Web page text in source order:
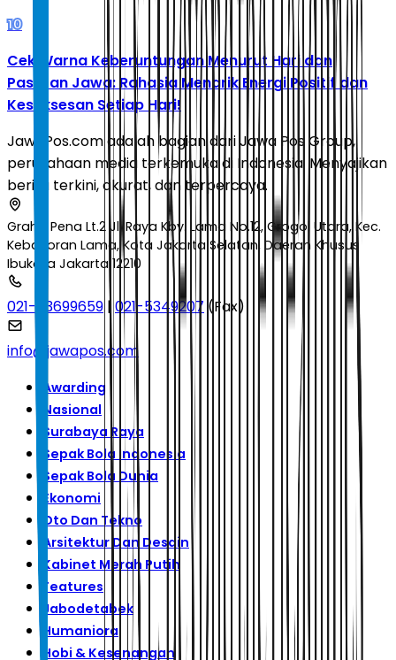
10
Cek Warna Keberuntungan Menurut Hari dan
Pasaran Jawa: Rahasia Menarik Energi Positif dan
Kesuksesan Setiap Hari!
JawaPos.com adalah bagian dari Jawa Pos Group,
perusahaan media terkemuka di Indonesia. Menyajikan
berita terkini, akurat, dan terpercaya.
Graha Pena Lt.2 Jl. Raya Kby. Lama No.12, Grogol Utara, Kec.
Kebayoran Lama, Kota Jakarta Selatan, Daerah Khusus
Ibukota Jakarta 12210
021-53699659 |021-5349207 (Fax)
info@jawapos.com
Awarding
Nasional
Surabaya Raya
Sepak Bola Indonesia
Sepak Bola Dunia
Ekonomi
Oto Dan Tekno
Arsitektur Dan Desain
Kabinet Merah Putih
Features
Jabodetabek
Humaniora
Hobi & Kesenangan